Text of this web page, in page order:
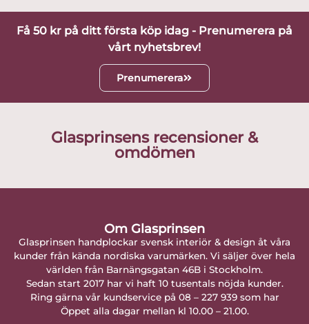
Få 50 kr på ditt första köp idag - Prenumerera på
vårt nyhetsbrev!
Prenumerera
Glasprinsens recensioner &
omdömen
Om Glasprinsen
Glasprinsen handplockar svensk interiör & design åt våra
kunder från kända nordiska varumärken. Vi säljer över hela
världen från Barnängsgatan 46B i Stockholm.
Sedan start 2017 har vi haft 10 tusentals nöjda kunder.
Ring gärna vår kundservice på 08 – 227 939 som har
Öppet alla dagar mellan kl 10.00 – 21.00.